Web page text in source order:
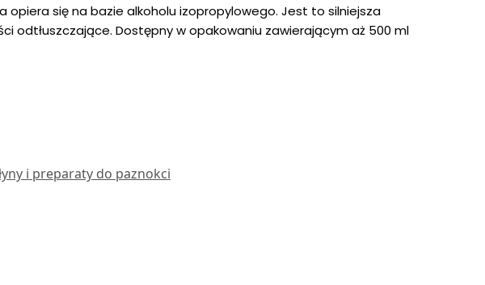
opiera się na bazie alkoholu izopropylowego. Jest to silniejsza
odtłuszczające. Dostępny w opakowaniu zawierającym aż 500 ml
i preparaty do paznokci